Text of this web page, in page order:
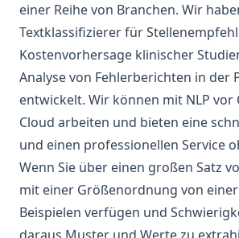
einer Reihe von Branchen. Wir
Textklassifizierer für
Kostenvorhersage klinischer
Analyse von Fehlerberichten in der
entwickelt. Wir können mit NLP
Cloud arbeiten und bieten eine
und einen professionellen Service
Wenn Sie über einen großen Satz
mit einer Größenordnung von
Beispielen verfügen und